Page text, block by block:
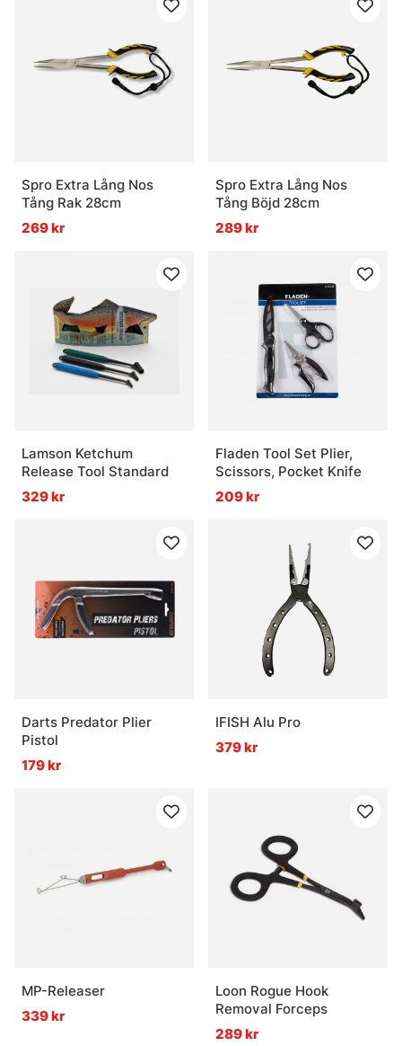
Spro Extra Lång Nos
Tång Rak 28cm
269 kr
Spro Extra Lång Nos
Tång Böjd 28cm
289 kr
Lamson Ketchum
Release Tool Standard
329 kr
Fladen Tool Set Plier,
Scissors, Pocket Knife
209 kr
Darts Predator Plier
Pistol
179 kr
IFISH Alu Pro
379 kr
MP-Releaser
339 kr
Loon Rogue Hook
Removal Forceps
289 kr